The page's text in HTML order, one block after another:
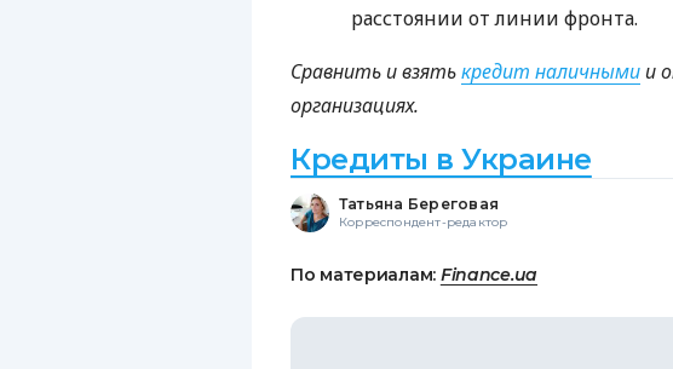
расстоянии от линии фронта.
Сравнить и взятькредит наличнымии
организациях.
Кредиты в Украине
Татьяна Береговая
Корреспондент-редактор
По материалам: Finance.ua